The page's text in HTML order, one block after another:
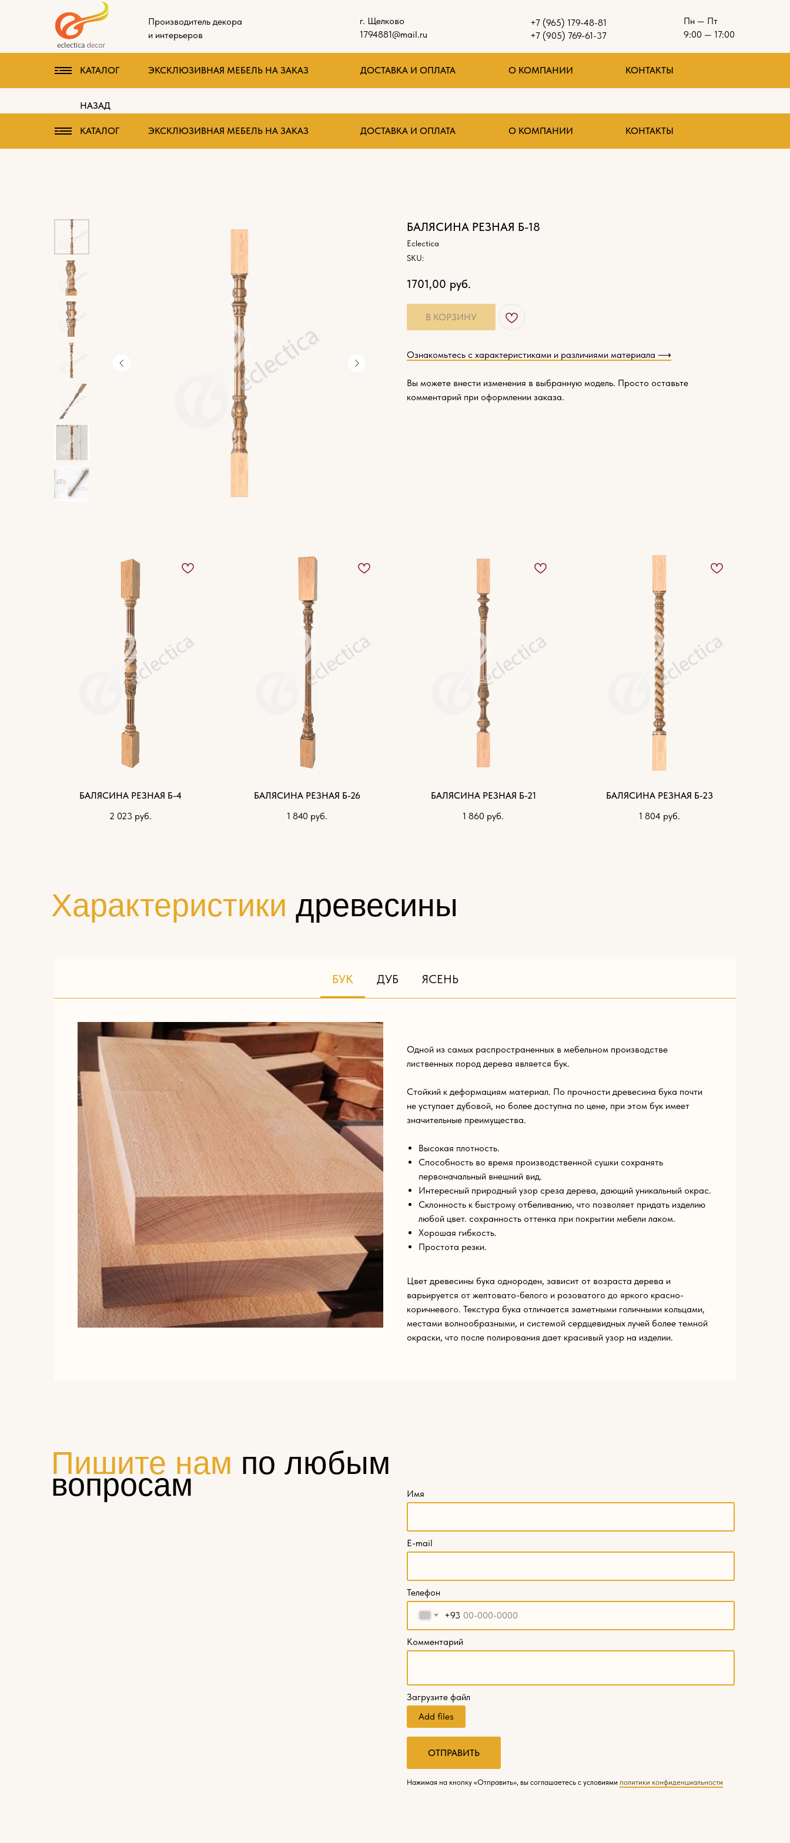
Производитель декора
и интерьеров
КАТАЛОГ ЭКСКЛЮЗИВНАЯ МЕБЕЛЬ НА ЗАКАЗ ДОСТАВКА И ОПЛАТА О КОМПАНИИ КОНТАКТЫ
г. Щелково
Пн — Пт
9:00 — 17:00
НАЗАД
1794881@mail.ru +7 (905) 769-61-37
+7 (965) 179-48-81
КАТАЛОГ ЭКСКЛЮЗИВНАЯ МЕБЕЛЬ НА ЗАКАЗ ДОСТАВКА И ОПЛАТА О КОМПАНИИ КОНТАКТЫ
БАЛЯСИНА РЕЗНАЯ Б-18
Eclectica
SKU:
1701,00 руб.
В КОРЗИНУ
Ознакомьтесь с характеристиками и различиями материала ⟶
Вы можете внести изменения в выбранную модель. Просто оставьте
комментарий при оформлении заказа.
БАЛЯСИНА РЕЗНАЯ Б-4
2 023 руб.
БАЛЯСИНА РЕЗНАЯ Б-26
1 840 руб.
БАЛЯСИНА РЕЗНАЯ Б-21
1 860 руб.
БАЛЯСИНА РЕЗНАЯ Б-23
1 804 руб.
Характеристики древесины
БУК ДУБ ЯСЕНЬ
Одной из самых распространенных в мебельном производстве
лиственных пород дерева является бук.
Стойкий к деформациям материал. По прочности древесина бука почти
не уступает дубовой, но более доступна по цене, при этом бук имеет
значительные преимущества.
Высокая плотность.
Способность во время производственной сушки сохранять
первоначальный внешний вид.
Интересный природный узор среза дерева, дающий уникальный окрас.
Склонность к быстрому отбеливанию, что позволяет придать изделию
любой цвет. сохранность оттенка при покрытии мебели лаком.
Хорошая гибкость.
Простота резки.
Цвет древесины бука однороден, зависит от возраста дерева и
варьируется от желтовато-белого и розоватого до яркого красно-
коричневого. Текстура бука отличается заметными голичными кольцами,
местами волнообразными, и системой сердцевидных лучей более темной
окраски, что после полирования дает красивый узор на изделии.
Пишите нам по любым
вопросам Имя
E-mail
Телефон
+93
Комментарий
Загрузите файл
Add files
ОТПРАВИТЬ
Нажимая на кнопку «Отправить», вы соглашаетесь с условиями политики конфиденциальности